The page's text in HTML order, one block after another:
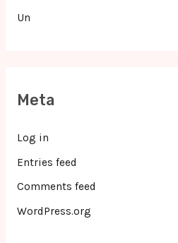
Un
Meta
Log in
Entries feed
Comments feed
WordPress.org